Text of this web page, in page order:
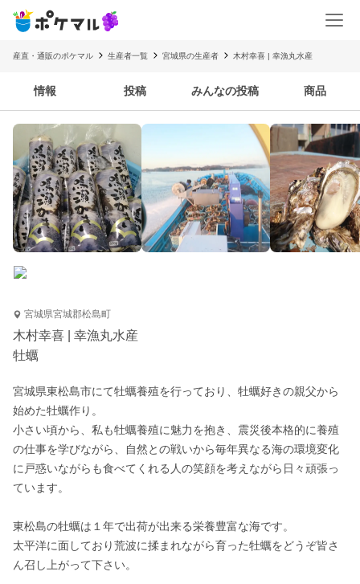
産直・通販のポケマル 生産者一覧 宮城県の生産者 木村幸喜 | 幸漁丸水産
情報 投稿 みんなの投稿 商品
宮城県宮城郡松島町
木村幸喜 | 幸漁丸水産
牡蠣
宮城県東松島市にて牡蠣養殖を行っており、牡蠣好きの親父から
始めた牡蠣作り。
小さい頃から、私も牡蠣養殖に魅力を抱き、震災後本格的に養殖
の仕事を学びながら、自然との戦いから毎年異なる海の環境変化
に戸惑いながらも食べてくれる人の笑顔を考えながら日々頑張っ
ています。
東松島の牡蠣は１年で出荷が出来る栄養豊富な海です。
太平洋に面しており荒波に揉まれながら育った牡蠣をどうぞ皆さ